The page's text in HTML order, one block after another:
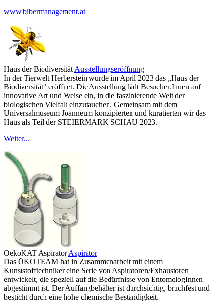
www.bibermanagement.at
Haus der BiodiversitätAusstellungseröffnung
In der Tierwelt Herberstein wurde im April 2023 das „Haus der
Biodiversität“ eröffnet. Die Ausstellung lädt Besucher:Innen auf
innovative Art und Weise ein, in die faszinierende Welt der
biologischen Vielfalt einzutauchen. Gemeinsam mit dem
Universalmuseum Joanneum konzipierten und kuratierten wir das
Haus als Teil der STEIERMARK SCHAU 2023.
Weiter...
OekoKAT AspiratorAspirator
Das ÖKOTEAM hat in Zusammenarbeit mit einem
Kunststofftechniker eine Serie von Aspiratoren/Exhaustoren
entwickelt, die speziell auf die Bedürfnisse von EntomologInnen
abgestimmt ist. Der Auffangbehälter ist durchsichtig, bruchfest und
besticht durch eine hohe chemische Beständigkeit.